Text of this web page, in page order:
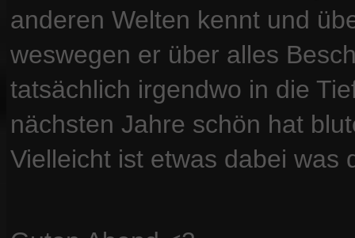
anderen Welten kennt und
weswegen er über alles
tatsächlich irgendwo in die
nächsten Jahre schön hat
Vielleicht ist etwas dabei was